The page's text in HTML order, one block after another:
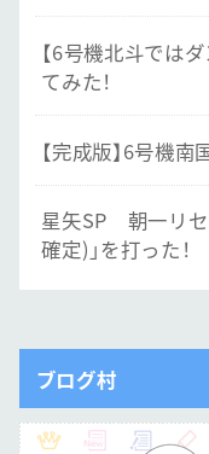
【6号機北斗では
てみた！
【完成版】6号機
星矢SP 朝一リセ
確定)」を打った！
ブログ村